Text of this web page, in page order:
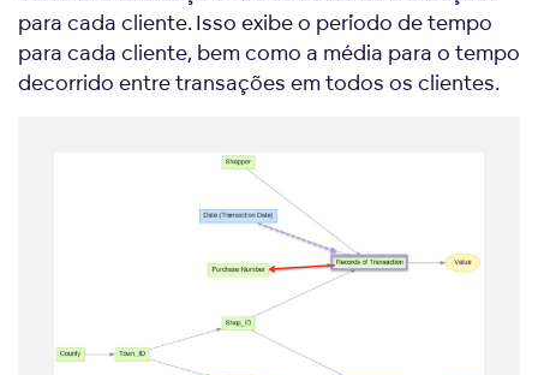
para cada cliente. Isso exibe o período de tempo
para cada cliente, bem como a média para o tempo
decorrido entre transações em todos os clientes.